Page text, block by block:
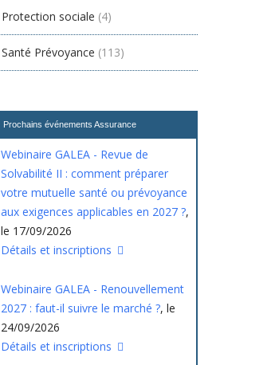
Protection sociale (4)
Santé Prévoyance (113)
Prochains événements Assurance
Webinaire GALEA - Revue de
Solvabilité II : comment préparer
votre mutuelle santé ou prévoyance
aux exigences applicables en 2027 ?,
le 17/09/2026
Détails et inscriptions
Webinaire GALEA - Renouvellement
2027 : faut-il suivre le marché ?, le
24/09/2026
Détails et inscriptions